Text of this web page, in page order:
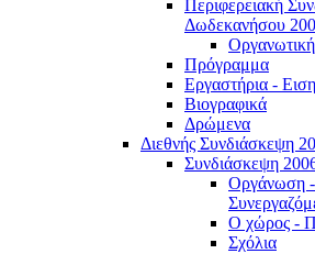
Περιφερειακή
Δωδεκανήσου
Πρόγραμμα
Εργαστήρια -
Βιογραφικά
Δρώμενα
Διεθνής Συνδιάσκεψη
Συνδιάσκεψη
Οργάνωση -
Ο χώρος -
Σχόλια